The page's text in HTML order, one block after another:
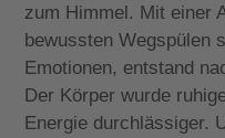
zum Himmel. Mit einer
bewussten Wegspülen
Emotionen, entstand
Der Körper wurde
Energie durchlässiger.